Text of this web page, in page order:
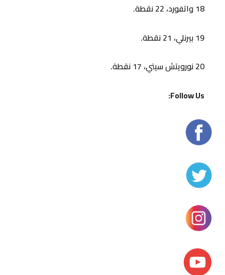
18 واتفورد، 22 نقطة.
19 بيرنلي، 21 نقطة.
20 نورويتش سيتي، 17 نقطة.
Follow Us: